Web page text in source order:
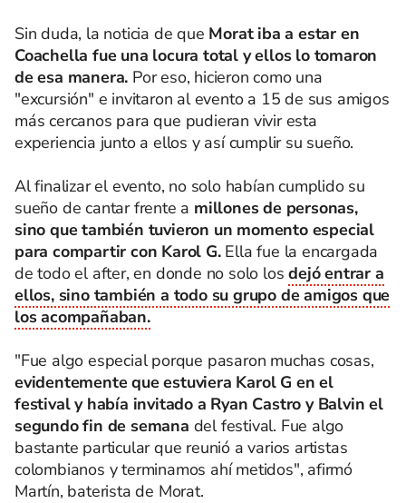
Sin duda, la noticia de que Morat iba a estar en
Coachella fue una locura total y ellos lo tomaron
de esa manera. Por eso, hicieron como una
"excursión" e invitaron al evento a 15 de sus amigos
más cercanos para que pudieran vivir esta
experiencia junto a ellos y así cumplir su sueño.
Al finalizar el evento, no solo habían cumplido su
sueño de cantar frente a millones de personas,
sino que también tuvieron un momento especial
para compartir con Karol G.Ella fue la encargada
de todo el after, en donde no solo losdejó entrar a
ellos, sino también a todo su grupo de amigos que
los acompañaban.
"Fue algo especial porque pasaron muchas cosas,
evidentemente que estuviera Karol G en el
festival y había invitado a Ryan Castro y Balvin el
segundo fin de semana del festival. Fue algo
bastante particular que reunió a varios artistas
colombianos y terminamos ahí metidos", afirmó
Martín, baterista de Morat.